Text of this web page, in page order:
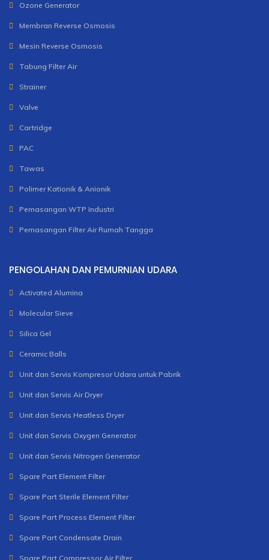
Ozone Generator
Membran Reverse Osmosis
Mesin Reverse Osmosis
Tabung Filter Air
Strainer
Valve
Cartridge
PAC
Tawas
Polimer Kationik & Anionik
Pemasangan WTP Industri
Pemasangan Filter Air Rumah Tangga
PENGOLAHAN DAN PEMURNIAN UDARA
Activated Alumina
Molecular Sieve
Silica Gel
Ceramic Balls
Unit dan Servis Kompresor Udara untuk Pabrik
Unit dan Servis Air Dryer
Unit dan Servis Heatless Dryer
Unit dan Servis Oxygen Generator
Unit dan Servis Nitrogen Generator
Spare Part Element Filter
Spare Part Sterile Element Filter
Spare Part Process Element Filter
Spare Part Condensate Drain
Spare Part Compressor Air Filter